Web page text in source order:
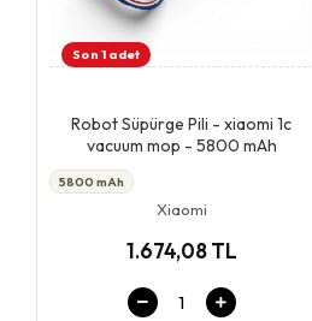
Son 1 adet
Robot Süpürge Pili - xiaomi 1c
vacuum mop - 5800 mAh
5800 mAh
Xiaomi
1.674,08 TL